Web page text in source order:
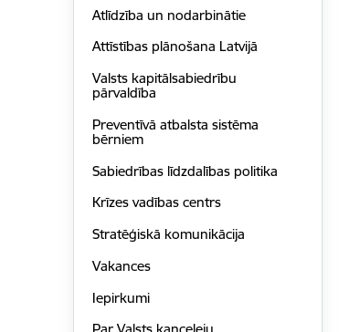
Atlīdzība un nodarbinātie
Attīstības plānošana Latvijā
Valsts kapitālsabiedrību
pārvaldība
Preventīvā atbalsta sistēma
bērniem
Sabiedrības līdzdalības politika
Krīzes vadības centrs
Stratēģiskā komunikācija
Vakances
Iepirkumi